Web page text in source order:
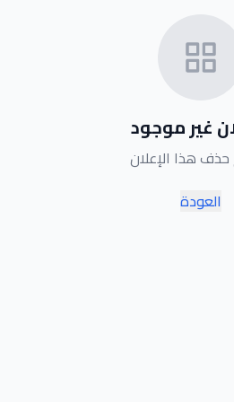
غير موجود
حذف هذا الإعلان
العودة